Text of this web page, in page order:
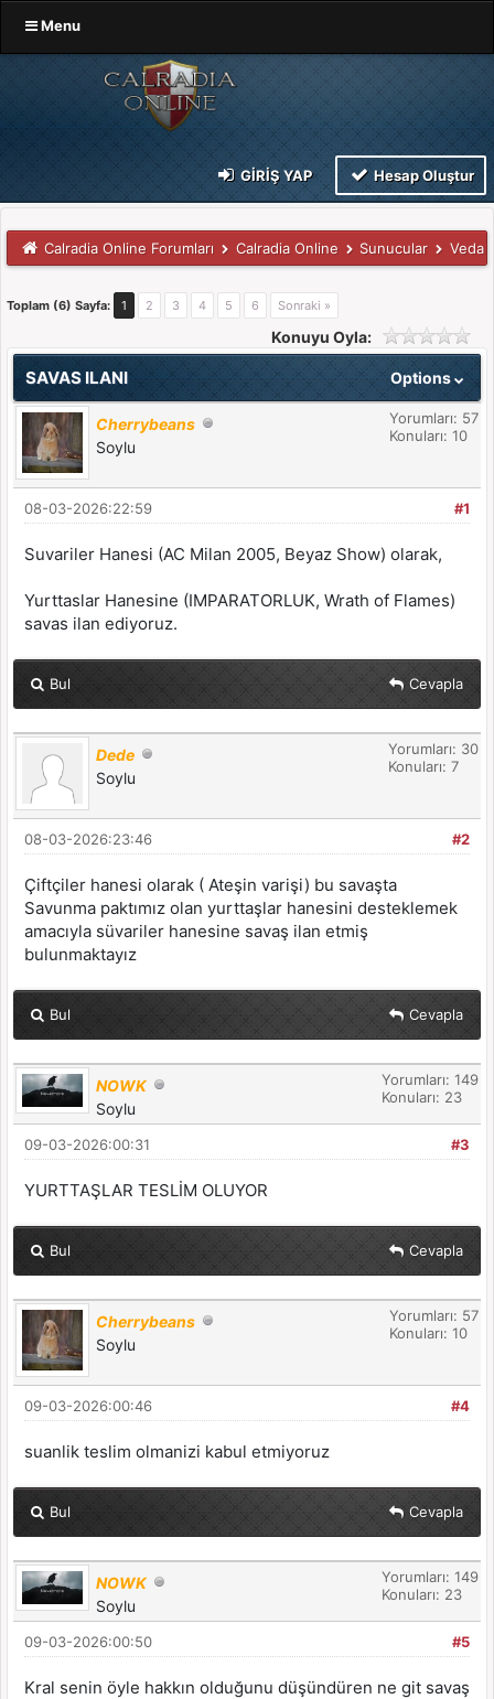
Menu
GIRIŞ YAP Hesap Oluştur
Calradia Online Forumları Calradia Online Sunucular Veda
Toplam (6) Sayfa: 1 2 3 4 5 6 Sonraki »
Konuyu Oyla:
Options
SAVAS ILANI
Cherrybeans
Soylu
Yorumları: 57
Konuları: 10
#1
08-03-2026:22:59
Suvariler Hanesi (AC Milan 2005, Beyaz Show) olarak,
Yurttaslar Hanesine (IMPARATORLUK, Wrath of Flames)
savas ilan ediyoruz.
Bul Cevapla
Dede
Soylu
Yorumları: 30
Konuları: 7
#2
08-03-2026:23:46
Çiftçiler hanesi olarak ( Ateşin varişi) bu savaşta
Savunma paktımız olan yurttaşlar hanesini desteklemek
amacıyla süvariler hanesine savaş ilan etmiş
bulunmaktayız
Bul Cevapla
NOWK
Soylu
Yorumları: 149
Konuları: 23
#3
09-03-2026:00:31
YURTTAŞLAR TESLİM OLUYOR
Bul Cevapla
Cherrybeans
Soylu
Yorumları: 57
Konuları: 10
#4
09-03-2026:00:46
suanlik teslim olmanizi kabul etmiyoruz
Bul Cevapla
NOWK
Soylu
Yorumları: 149
Konuları: 23
#5
09-03-2026:00:50
Kral senin öyle hakkın olduğunu düşündüren ne git savaş